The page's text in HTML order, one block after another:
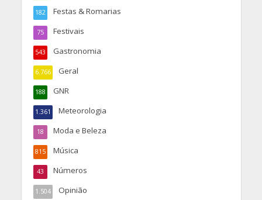
Festas & Romarias
182
Festivais
75
Gastronomia
543
Geral
6.766
GNR
188
Meteorologia
1.361
Moda e Beleza
18
Música
815
Números
43
Opinião
1.504